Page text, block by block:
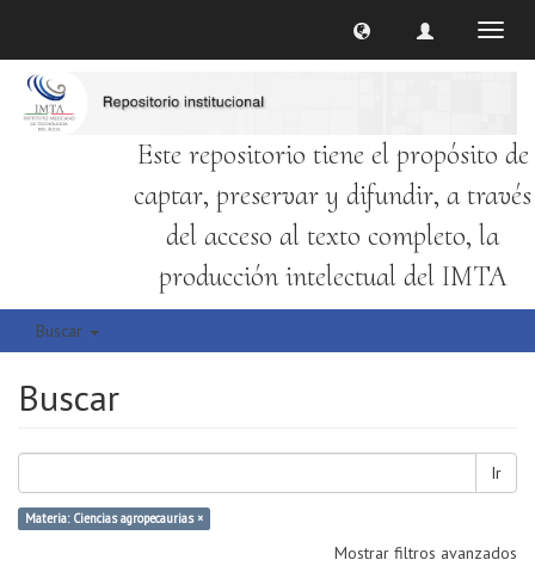
Este repositorio tiene el propósito de
captar, preservar y difundir, a través
del acceso al texto completo, la
producción intelectual del IMTA
Buscar
Buscar
Ir
Materia: Ciencias agropecaurias ×
Mostrar filtros avanzados